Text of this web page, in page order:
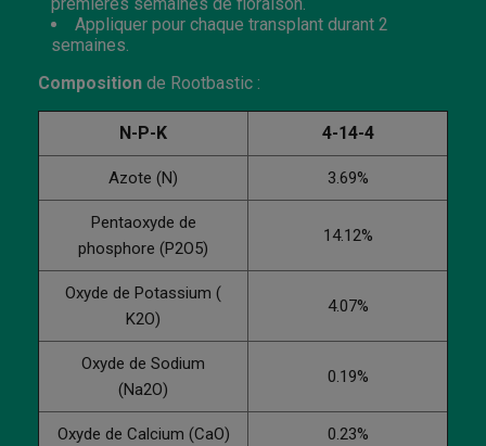
Appliquer pour chaque transplant durant 2
semaines.
Composition de Rootbastic :
N-P-K 4-14-4
Azote (N) 3.69%
Pentaoxyde de
phosphore (P2O5)
14.12%
Oxyde de Potassium (
K2O)
4.07%
Oxyde de Sodium
(Na2O)
0.19%
Oxyde de Calcium (CaO) 0.23%